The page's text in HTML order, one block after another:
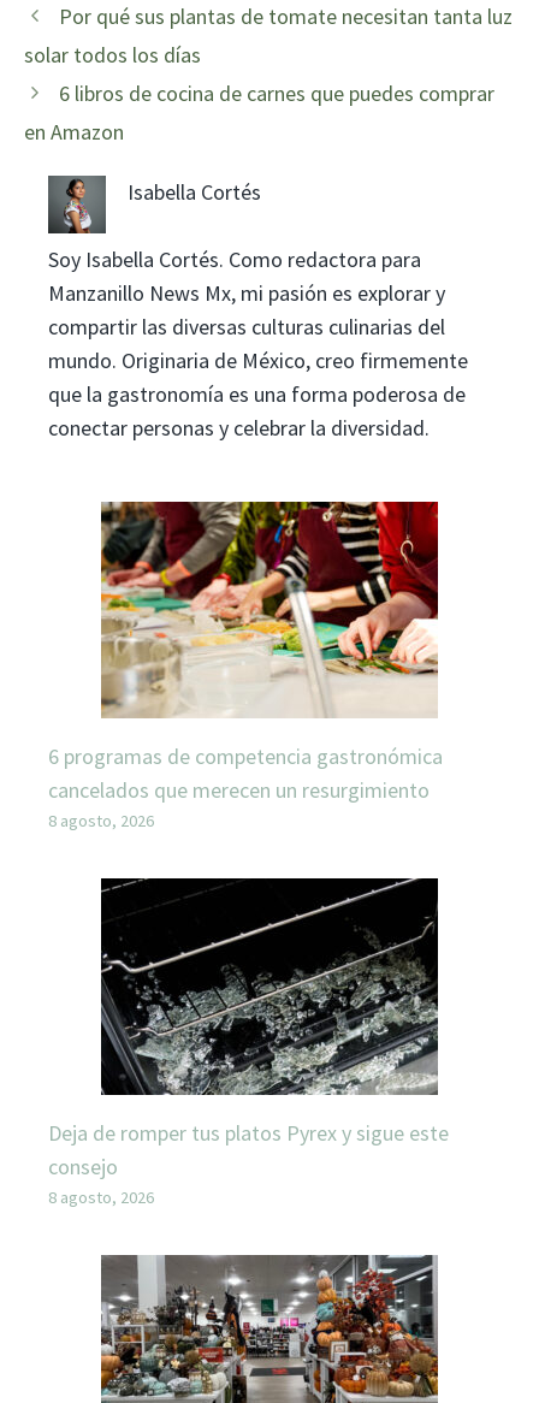
Por qué sus plantas de tomate necesitan tanta luz
solar todos los días
6 libros de cocina de carnes que puedes comprar
en Amazon
Isabella Cortés
Soy Isabella Cortés. Como redactora para
Manzanillo News Mx, mi pasión es explorar y
compartir las diversas culturas culinarias del
mundo. Originaria de México, creo firmemente
que la gastronomía es una forma poderosa de
conectar personas y celebrar la diversidad.
6 programas de competencia gastronómica
cancelados que merecen un resurgimiento
8 agosto, 2026
Deja de romper tus platos Pyrex y sigue este
consejo
8 agosto, 2026